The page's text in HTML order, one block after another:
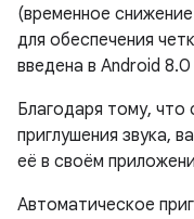
(временное
для обеспечения
введена в Android
Благодаря тому, что
приглушения звука,
её в своём
Автоматическое